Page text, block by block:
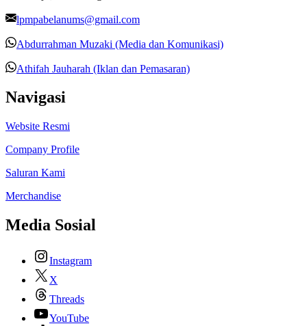
lpmpabelanums@gmail.com
Abdurrahman Muzaki (Media dan Komunikasi)
Athifah Jauharah (Iklan dan Pemasaran)
Navigasi
Website Resmi
Company Profile
Saluran Kami
Merchandise
Media Sosial
Instagram
X
Threads
YouTube